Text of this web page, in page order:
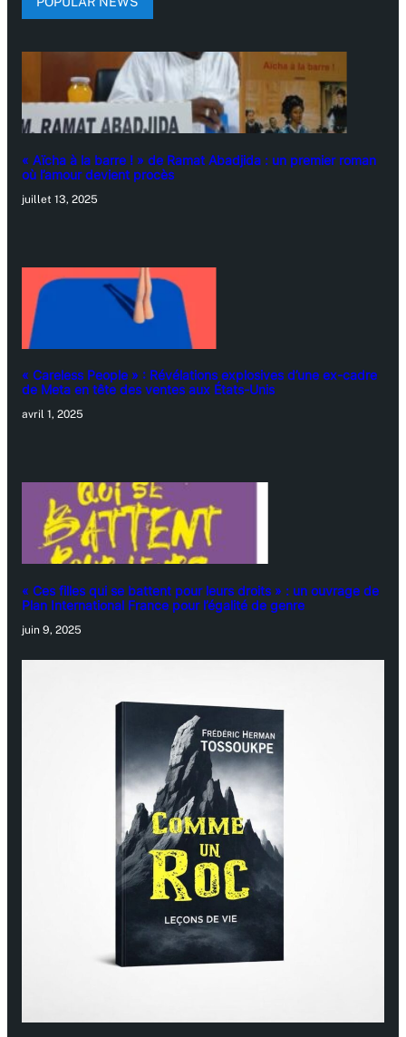
« Aïcha à la barre ! » de Ramat Abadjida : un premier roman
où l’amour devient procès
juillet 13, 2025
« Careless People » : Révélations explosives d’une ex-cadre
de Meta en tête des ventes aux États-Unis
avril 1, 2025
« Ces filles qui se battent pour leurs droits » : un ouvrage de
Plan International France pour l’égalité de genre
juin 9, 2025